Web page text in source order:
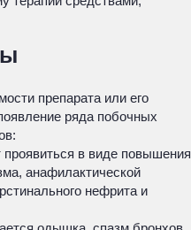
препарата или его
ряда побочных
проявиться в виде повышения
анафилактической
нефрита и